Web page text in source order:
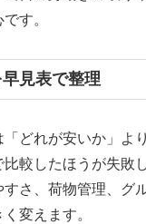
す。
見表で整理
「どれが安いか」よ
比較したほうが失敗
すさ、荷物管理、グ
変えます。